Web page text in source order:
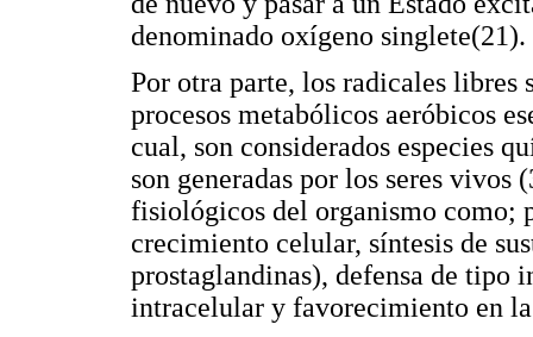
denominado oxígeno singlete(21).
Por otra parte, los radicales libres
procesos metabólicos aeróbicos
cual, son considerados especies
son generadas por los seres
fisiológicos del organismo como;
crecimiento celular, síntesis de
prostaglandinas), defensa de tipo
intracelular y favorecimiento en